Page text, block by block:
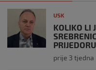
USK
KOLIKO LI
prije 3 tjedna